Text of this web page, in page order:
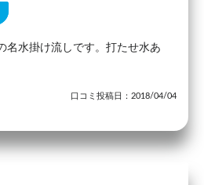
名水掛け流しです。打たせ水あ
口コミ投稿日：2018/04/04